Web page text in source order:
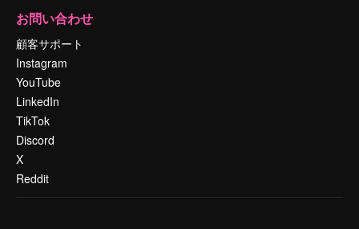
お問い合わせ
顧客サポート
Instagram
YouTube
LinkedIn
TikTok
Discord
X
Reddit